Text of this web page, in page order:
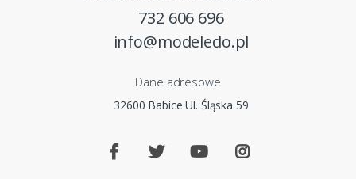
732 606 696
info@modeledo.pl
Dane adresowe
32600 Babice Ul. Śląska 59